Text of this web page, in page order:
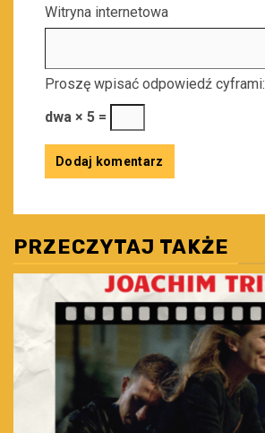
Witryna internetowa
Proszę wpisać odpowiedź cyframi:
dwa × 5 =
PRZECZYTAJ TAKŻE